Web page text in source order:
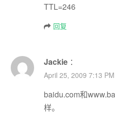
TTL=246
回复
Jackie：
April 25, 2009 7:13 PM
baidu.com和
样。